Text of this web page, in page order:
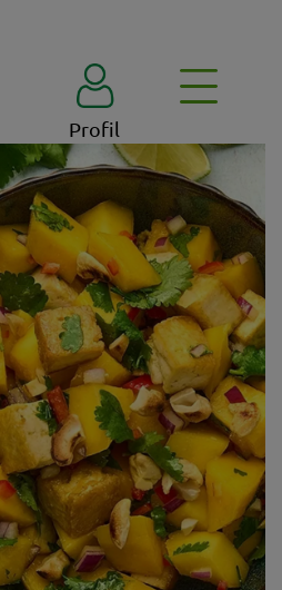
Profil